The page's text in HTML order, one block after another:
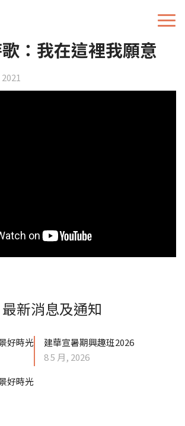
：我在這裡我願意
最新消息及通知
好時光
建華宣暑期興趣班2026
8 5 月, 2026
好時光